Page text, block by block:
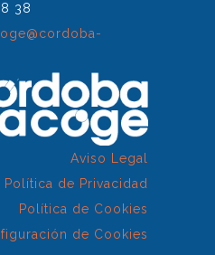
38
Aviso Legal
Política de Privacidad
Política de Cookies
de Cookies